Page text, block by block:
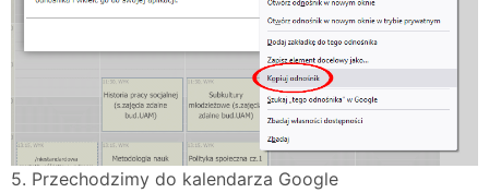
5. Przechodzimy do kalendarza Google